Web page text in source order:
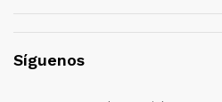
Síguenos